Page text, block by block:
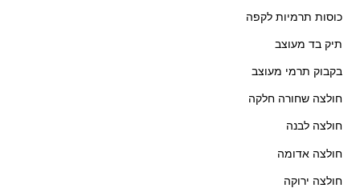
כוסות תרמיות לקפה
תיק בד מעוצב
בקבוק תרמי מעוצב
חולצה שחורה חלקה
חולצה לבנה
חולצה אדומה
חולצה ירוקה